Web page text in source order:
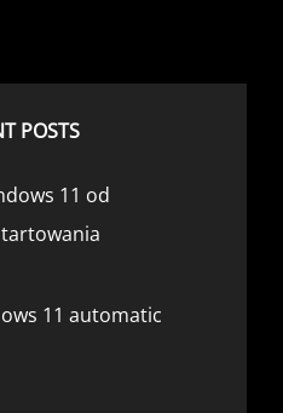
POSTS
11 od
11 automatic